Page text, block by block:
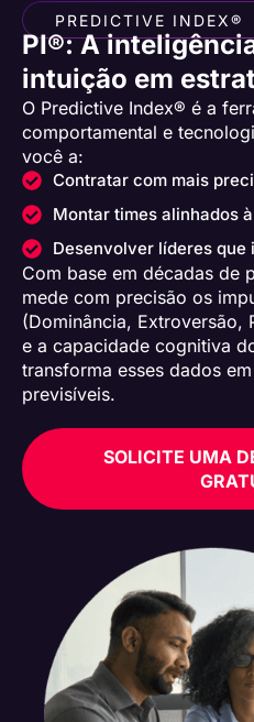
PREDICTIVE INDEX®
PI®: A
intuição em
O Predictive Index® é a
comportamental e
você a:
Contratar com mais
Montar times alinhados
Desenvolver líderes que
Com base em décadas de
mede com precisão os
(Dominância, Extroversão,
e a capacidade cognitiva
transforma esses dados
previsíveis.
SOLICITE UMA